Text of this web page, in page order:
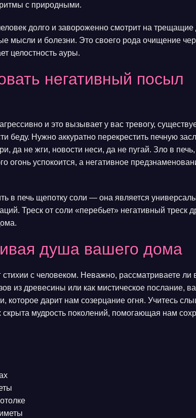
с природными.
долго и завороженно смотрит на трещащие
мысли и болезни. Это своего рода очищение
целостность ауры.
негативный посыл
и это вызывает у вас тревогу,
беду. Нужно аккуратно перекрестить печную
да не жги, новости неси, да не пугай. Зло в
огонь успокоится, а негативное
в печь щепотку соли — она является
Треск от соли «перебьет» негативный треск
душа вашего дома
с человеком. Неважно, рассматриваете ли
из древесины или как мистическое послание,
которое дарит нам созерцание огня. Учитесь
скрыта мудрость поколений, помогающая нам